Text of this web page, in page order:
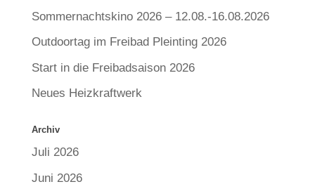
Sommernachtskino 2026 – 12.08.-16.08.2026
Outdoortag im Freibad Pleinting 2026
Start in die Freibadsaison 2026
Neues Heizkraftwerk
Archiv
Juli 2026
Juni 2026